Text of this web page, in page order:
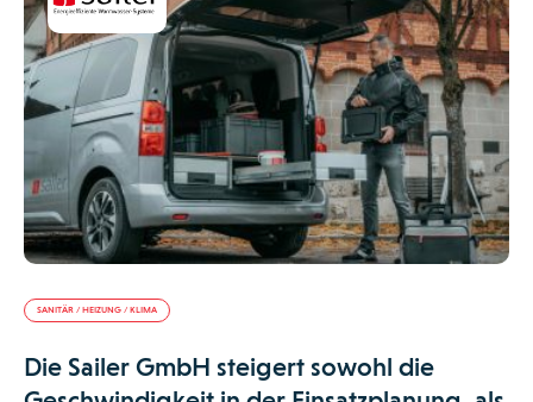
SANITÄR / HEIZUNG / KLIMA
Die Sailer GmbH steigert sowohl die